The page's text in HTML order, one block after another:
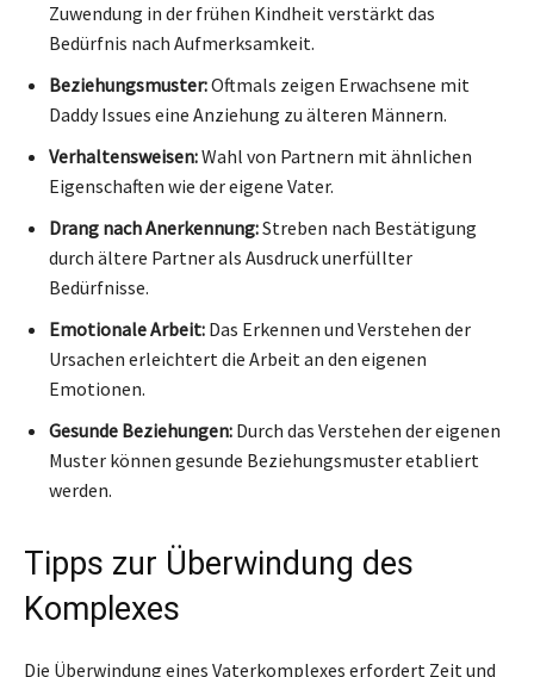
Zuwendung in der frühen Kindheit verstärkt das
Bedürfnis nach Aufmerksamkeit.
Beziehungsmuster:Oftmals zeigen Erwachsene mit
Daddy Issues eine Anziehung zu älteren Männern.
Verhaltensweisen:Wahl von Partnern mit ähnlichen
Eigenschaften wie der eigene Vater.
Drang nach Anerkennung:Streben nach Bestätigung
durch ältere Partner als Ausdruck unerfüllter
Bedürfnisse.
Emotionale Arbeit: Das Erkennen und Verstehen der
Ursachen erleichtert die Arbeit an den eigenen
Emotionen.
Gesunde Beziehungen: Durch das Verstehen der eigenen
Muster können gesunde Beziehungsmuster etabliert
werden.
Tipps zur Überwindung des
Komplexes
Die Überwindung eines Vaterkomplexes erfordert Zeit und